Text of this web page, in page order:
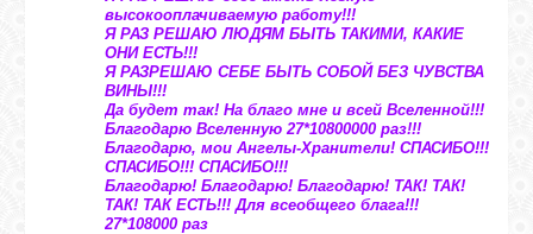
высокооплачиваемую работу!!!
Я РАЗ РЕШАЮ ЛЮДЯМ БЫТЬ ТАКИМИ, КАКИЕ
ОНИ ЕСТЬ!!!
Я РАЗРЕШАЮ СЕБЕ БЫТЬ СОБОЙ БЕЗ ЧУВСТВА
ВИНЫ!!!
Да будет так! На благо мне и всей Вселенной!!!
Благодарю Вселенную 27*10800000 раз!!!
Благодарю, мои Ангелы-Хранители! СПАСИБО!!!
СПАСИБО!!! СПАСИБО!!!
Благодарю! Благодарю! Благодарю! ТАК! ТАК!
ТАК! ТАК ЕСТЬ!!! Для всеобщего блага!!!
27*108000 раз